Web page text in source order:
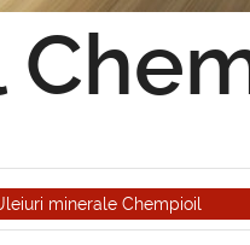
minerale Chempioil